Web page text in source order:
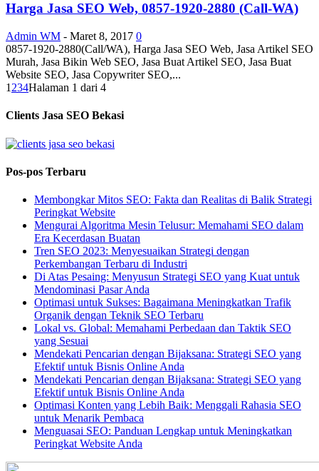
Harga Jasa SEO Web, 0857-1920-2880 (Call-WA)
Admin WM - Maret 8, 2017 0
0857-1920-2880(Call/WA), Harga Jasa SEO Web, Jasa Artikel SEO
Murah, Jasa Bikin Web SEO, Jasa Buat Artikel SEO, Jasa Buat
Website SEO, Jasa Copywriter SEO,...
1 234Halaman 1 dari 4
Clients Jasa SEO Bekasi
Pos-pos Terbaru
Membongkar Mitos SEO: Fakta dan Realitas di Balik Strategi
Peringkat Website
Mengurai Algoritma Mesin Telusur: Memahami SEO dalam
Era Kecerdasan Buatan
Tren SEO 2023: Menyesuaikan Strategi dengan
Perkembangan Terbaru di Industri
Di Atas Pesaing: Menyusun Strategi SEO yang Kuat untuk
Mendominasi Pasar Anda
Optimasi untuk Sukses: Bagaimana Meningkatkan Trafik
Organik dengan Teknik SEO Terbaru
Lokal vs. Global: Memahami Perbedaan dan Taktik SEO
yang Sesuai
Mendekati Pencarian dengan Bijaksana: Strategi SEO yang
Efektif untuk Bisnis Online Anda
Mendekati Pencarian dengan Bijaksana: Strategi SEO yang
Efektif untuk Bisnis Online Anda
Optimasi Konten yang Lebih Baik: Menggali Rahasia SEO
untuk Menarik Pembaca
Menguasai SEO: Panduan Lengkap untuk Meningkatkan
Peringkat Website Anda